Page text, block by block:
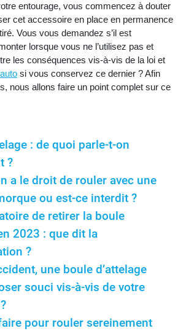
entourage, vous commencez à douter
cet accessoire en place en permanence
Vous vous demandez s’il est
lorsque vous ne l’utilisez pas et
les conséquences vis-à-vis de la loi et
si vous conservez ce dernier ? Afin
nous allons faire un point complet sur ce
: de quoi parle-t-on
?
a le droit de rouler avec une
ou est-ce interdit ?
de retirer la boule
2023 : que dit la
?
une boule d’attelage
souci vis-à-vis de votre
pour rouler sereinement